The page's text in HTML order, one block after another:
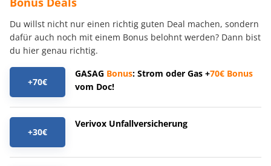
Du willst nicht nur einen richtig guten Deal machen, sondern
dafür auch noch mit einem Bonus belohnt werden? Dann bist
du hier genau richtig.
+70€
GASAG Bonus: Strom oder Gas +70€ Bonus
vom Doc!
+30€
Verivox Unfallversicherung